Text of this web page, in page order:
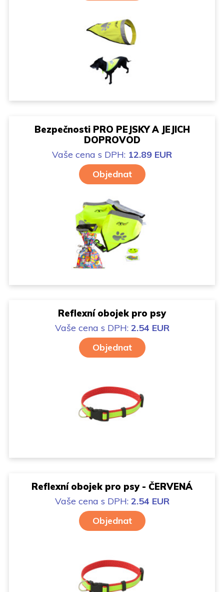
Bezpečnosti PRO PEJSKY A JEJICH
DOPROVOD
Vaše cena s DPH: 12.89 EUR
Objednat
Reflexní obojek pro psy
Vaše cena s DPH: 2.54 EUR
Objednat
Reflexní obojek pro psy - ČERVENÁ
Vaše cena s DPH: 2.54 EUR
Objednat